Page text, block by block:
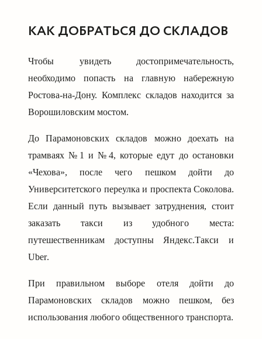
КАК ДОБРАТЬСЯ ДО СКЛАДОВ
Чтобы увидеть достопримечательность,
необходимо попасть на главную набережную
Ростова-на-Дону. Комплекс складов находится за
Ворошиловским мостом.
До Парамоновских складов можно доехать на
трамваях №1 и №4, которые едут до остановки
«Чехова», после чего пешком дойти до
Университетского переулка и проспекта Соколова.
Если данный путь вызывает затруднения, стоит
заказать такси из удобного места:
путешественникам доступны Яндекс.Такси и
Uber.
При правильном выборе отеля дойти до
Парамоновских складов можно пешком, без
использования любого общественного транспорта.